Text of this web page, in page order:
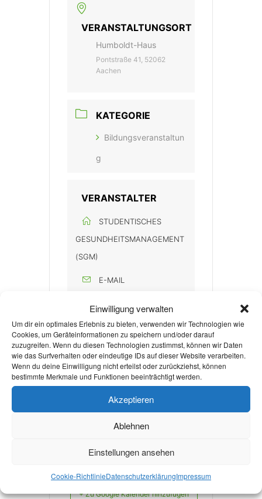
Einwilligung verwalten
Um dir ein optimales Erlebnis zu bieten, verwenden wir Technologien wie
Cookies, um Geräteinformationen zu speichern und/oder darauf
zuzugreifen. Wenn du diesen Technologien zustimmst, können wir Daten
wie das Surfverhalten oder eindeutige IDs auf dieser Website verarbeiten.
Wenn du deine Einwilligung nicht erteilst oder zurückziehst, können
bestimmte Merkmale und Funktionen beeinträchtigt werden.
Akzeptieren
Ablehnen
Einstellungen ansehen
Cookie-RichtlinieDatenschutzerklärungImpressum
VERANSTALTUNGSORT
Humboldt-Haus
Pontstraße 41, 52062
Aachen
KATEGORIE
Bildungsveranstaltun
g
VERANSTALTER
STUDENTISCHES
GESUNDHEITSMANAGEMENT
(SGM)
E-MAIL
WEBSITE
http://rwth-
aachen.de/sgm
Weiterlesen
+ Zu Google Kalender hinzufügen